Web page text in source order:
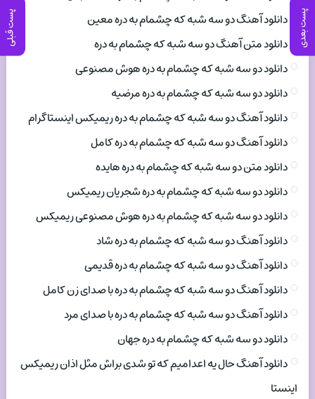
پست بعدی پست قبلی
دانلود آهنگ دو سه شبه که چشمام به دره معین
دانلود متن آهنگ دو سه شبه که چشمام به دره
دانلود دو سه شبه که چشمام به دره هوش مصنوعی
دانلود دو سه شبه که چشمام به دره مرضیه
دانلود آهنگ دو سه شبه که چشمام به دره ریمیکس اینستاگرام
دانلود آهنگ دو سه شبه که چشمام به دره کامل
دانلود متن دو سه شبه که چشمام به دره هایده
دانلود دو سه شبه که چشمام به دره شجریان ریمیکس
دانلود دو سه شبه که چشمام به دره هوش مصنوعی ریمیکس
دانلود آهنگ دو سه شبه که چشمام به دره شاد
دانلود آهنگ دو سه شبه که چشمام به دره قدیمی
دانلود آهنگ دو سه شبه که چشمام به دره با صدای زن کامل
دانلود آهنگ دو سه شبه که چشمام به دره با صدای مرد
دانلود دو سه شبه که چشمام به دره جهان
دانلود آهنگ حال یه اعدامیم که تو شدی براش مثل اذان ریمیکس
اینستا